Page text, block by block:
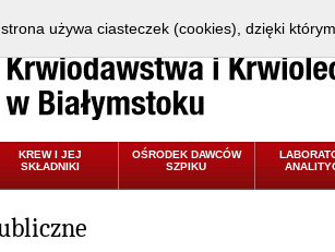
KREW I JEJ
SKŁADNIKI
OŚRODEK DAWCÓW
SZPIKU
strona używa ciasteczek (cookies), dzięki